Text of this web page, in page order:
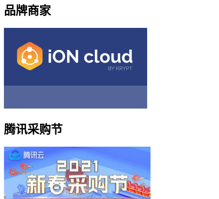
品牌商家
腾讯采购节